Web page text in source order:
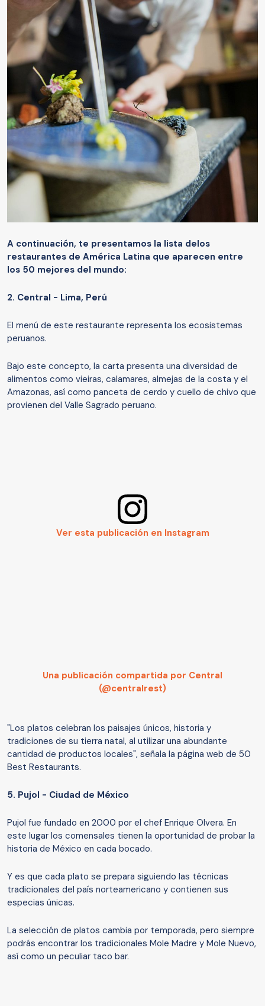
A continuación, te presentamos la lista delos
restaurantes de América Latina que aparecen entre
los 50 mejores del mundo:
2. Central - Lima, Perú
El menú de este restaurante representa los ecosistemas
peruanos.
Bajo este concepto, la carta presenta una diversidad de
alimentos como vieiras, calamares, almejas de la costa y el
Amazonas, así como panceta de cerdo y cuello de chivo que
provienen del Valle Sagrado peruano.
Ver esta publicación en Instagram
Una publicación compartida por Central
(@centralrest)
"Los platos celebran los paisajes únicos, historia y
tradiciones de su tierra natal, al utilizar una abundante
cantidad de productos locales", señala la página web de 50
Best Restaurants.
5. Pujol - Ciudad de México
Pujol fue fundado en 2000 por el chef Enrique Olvera. En
este lugar los comensales tienen la oportunidad de probar la
historia de México en cada bocado.
Y es que cada plato se prepara siguiendo las técnicas
tradicionales del país norteamericano y contienen sus
especias únicas.
La selección de platos cambia por temporada, pero siempre
podrás encontrar los tradicionales Mole Madre y Mole Nuevo,
así como un peculiar taco bar.